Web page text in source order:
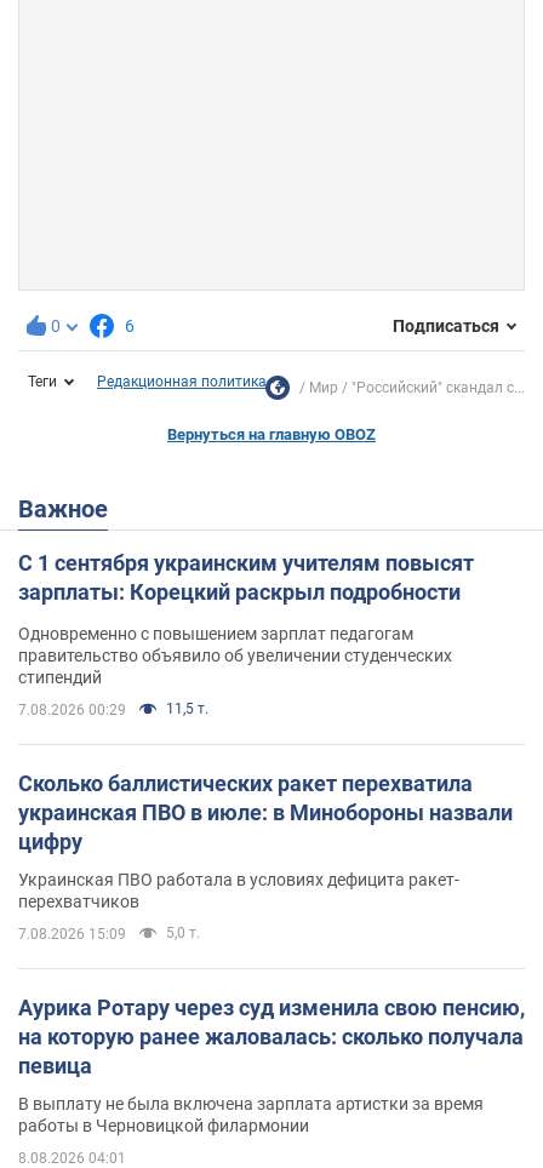
0 6 Подписаться
Теги Редакционная политика Мир "Российский" скандал с...
Вернуться на главную OBOZ
Важное
С 1 сентября украинским учителям повысят
зарплаты: Корецкий раскрыл подробности
Одновременно с повышением зарплат педагогам
правительство объявило об увеличении студенческих
стипендий
7.08.2026 00:29 11,5 т.
Сколько баллистических ракет перехватила
украинская ПВО в июле: в Минобороны назвали
цифру
Украинская ПВО работала в условиях дефицита ракет-
перехватчиков
7.08.2026 15:09 5,0 т.
Аурика Ротару через суд изменила свою пенсию,
на которую ранее жаловалась: сколько получала
певица
В выплату не была включена зарплата артистки за время
работы в Черновицкой филармонии
8.08.2026 04:01